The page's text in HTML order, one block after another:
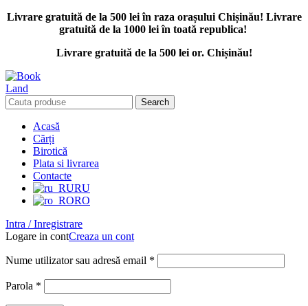
Livrare gratuită de la 500 lei în raza orașului Chișinău! Livrare
gratuită de la 1000 lei în toată republica!
Livrare gratuită de la 500 lei or. Chișinău!
Search
Acasă
Cărți
Birotică
Plata si livrarea
Contacte
RU
RO
Intra / Inregistrare
Logare in contCreaza un cont
Nume utilizator sau adresă email *
Parola *